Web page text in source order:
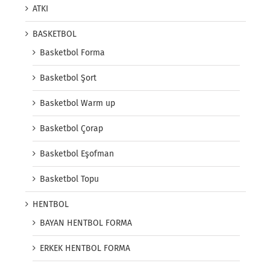
ATKI
BASKETBOL
Basketbol Forma
Basketbol Şort
Basketbol Warm up
Basketbol Çorap
Basketbol Eşofman
Basketbol Topu
HENTBOL
BAYAN HENTBOL FORMA
ERKEK HENTBOL FORMA